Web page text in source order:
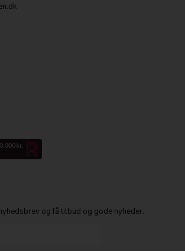
og få tilbud og gode nyheder.